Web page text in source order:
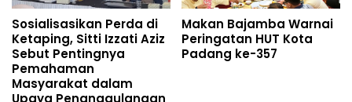
Sosialisasikan Perda di
Ketaping, Sitti Izzati Aziz
Sebut Pentingnya
Pemahaman
Masyarakat dalam
Upaya Penanggulangan
Makan Bajamba Warnai
Peringatan HUT Kota
Padang ke-357